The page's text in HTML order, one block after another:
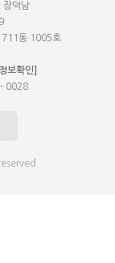
덕남
711동 1005호
보확인]
- 0028